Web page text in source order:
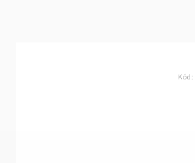
Kód: